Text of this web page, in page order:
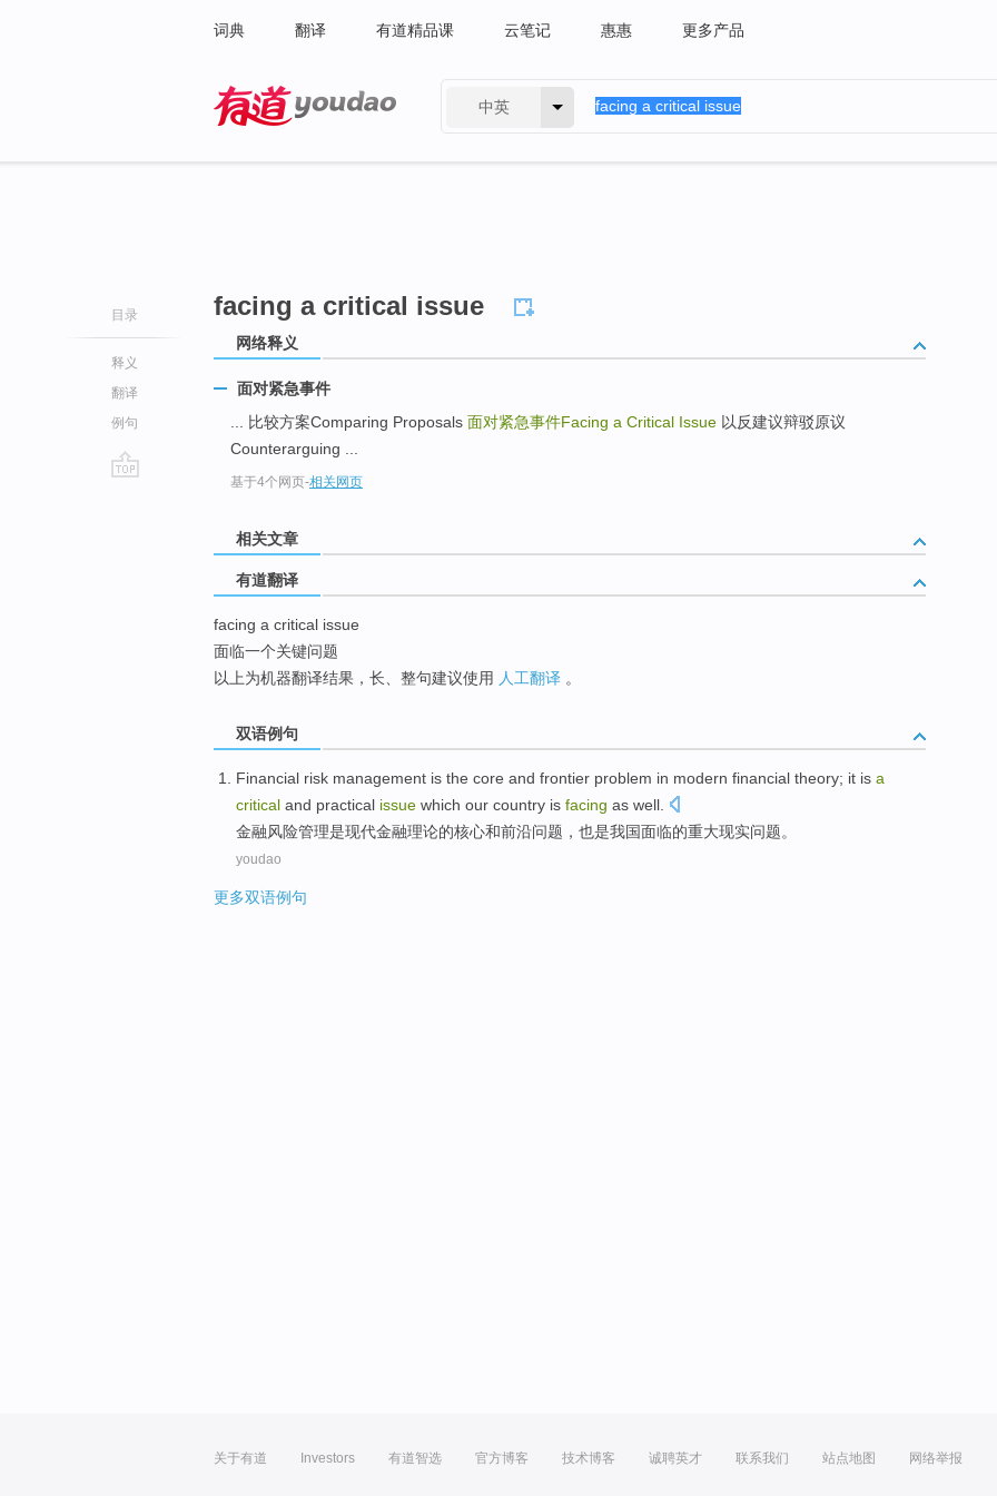
词典 翻译 有道精品课 云笔记 惠惠 更多产品
中英
目录
释义
翻译
例句
facing a critical issue
网络释义
面对紧急事件
... 比较方案Comparing Proposals 面对紧急事件Facing a Critical Issue 以反建议辩驳原议
Counterarguing ...
基于4个网页-相关网页
相关文章
有道翻译
facing a critical issue
面临一个关键问题
以上为机器翻译结果，长、整句建议使用 人工翻译 。
双语例句
Financial risk management is the core and frontier problem in modern financial theory; it is a
critical and practical issue which our country is facing as well.
金融风险管理是现代金融理论的核心和前沿问题 ， 也是我国面临的重大现实问题。
youdao
更多双语例句
关于有道 Investors 有道智选 官方博客 技术博客 诚聘英才 联系我们 站点地图 网络举报